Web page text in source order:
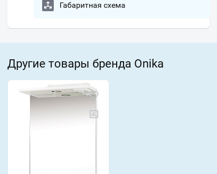
Габаритная схема
Другие товары бренда Onika